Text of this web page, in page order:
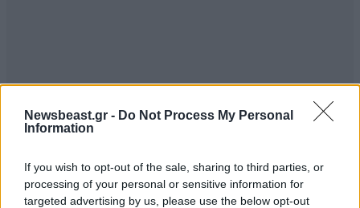
Newsbeast.gr - Do Not Process My Personal
Information
If you wish to opt-out of the sale, sharing to third parties, or
processing of your personal or sensitive information for
targeted advertising by us, please use the below opt-out